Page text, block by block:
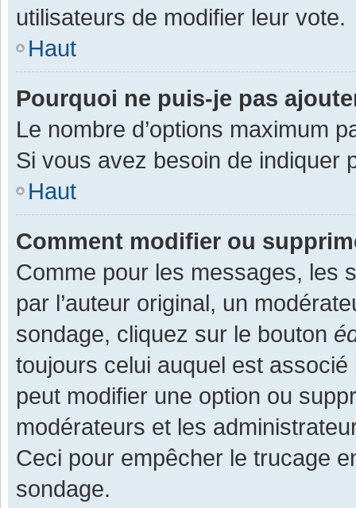
utilisateurs de modifier leur vote.
Haut
Pourquoi ne puis-je pas
Le nombre d’options maximum
Si vous avez besoin de indiquer
Haut
Comment modifier ou
Comme pour les messages, les
par l’auteur original, un
sondage, cliquez sur le bouton
toujours celui auquel est associé
peut modifier une option ou
modérateurs et les
Ceci pour empêcher le trucage
sondage.